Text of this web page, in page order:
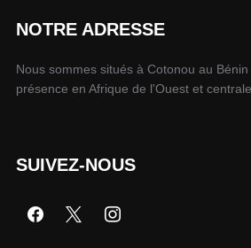
NOTRE ADRESSE
Nous sommes situés à Cotonou au
présence en Afrique de l'Ouest et
SUIVEZ-NOUS